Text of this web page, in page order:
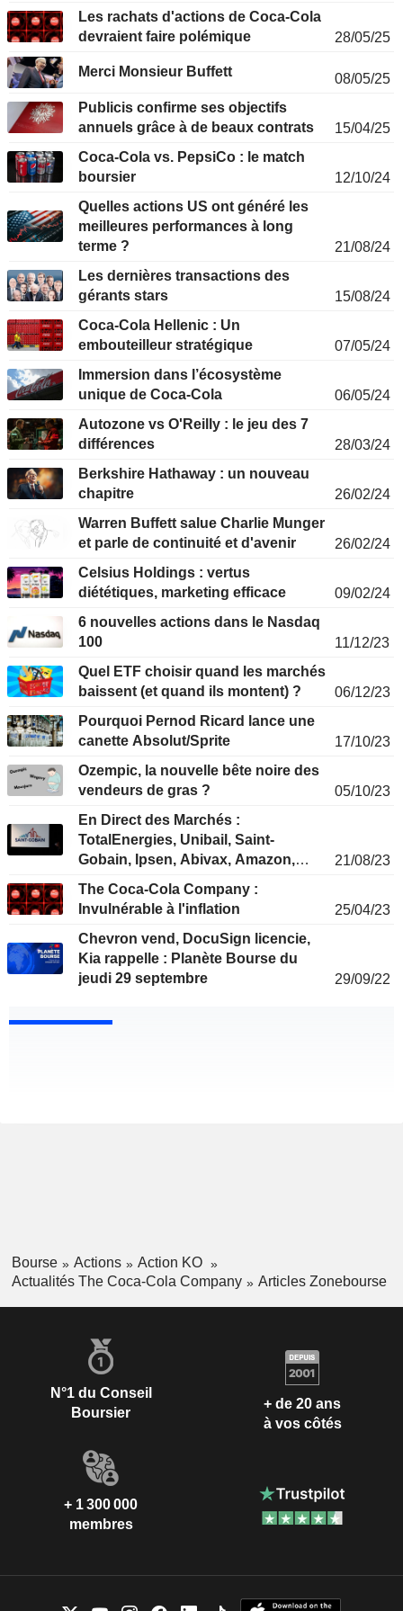
Les rachats d'actions de Coca-Cola
devraient faire polémique
28/05/25
Merci Monsieur Buffett
08/05/25
Publicis confirme ses objectifs
annuels grâce à de beaux contrats
15/04/25
Coca-Cola vs. PepsiCo : le match
boursier
12/10/24
Quelles actions US ont généré les
meilleures performances à long
terme ?
21/08/24
Les dernières transactions des
gérants stars
15/08/24
Coca-Cola Hellenic : Un
embouteilleur stratégique
07/05/24
Immersion dans l’écosystème
unique de Coca-Cola
06/05/24
Autozone vs O'Reilly : le jeu des 7
différences
28/03/24
Berkshire Hathaway : un nouveau
chapitre
26/02/24
Warren Buffett salue Charlie Munger
et parle de continuité et d'avenir
26/02/24
Celsius Holdings : vertus
diététiques, marketing efficace
09/02/24
6 nouvelles actions dans le Nasdaq
100
11/12/23
Quel ETF choisir quand les marchés
baissent (et quand ils montent) ?
06/12/23
Pourquoi Pernod Ricard lance une
canette Absolut/Sprite
17/10/23
Ozempic, la nouvelle bête noire des
vendeurs de gras ?
05/10/23
En Direct des Marchés :
TotalEnergies, Unibail, Saint-
Gobain, Ipsen, Abivax, Amazon,
21/08/23
The Coca-Cola Company :
Invulnérable à l'inflation
25/04/23
Chevron vend, DocuSign licencie,
Kia rappelle : Planète Bourse du
jeudi 29 septembre
29/09/22
Bourse Actions
Action KO
Actualités The Coca-Cola Company
Articles Zonebourse
N°1 du Conseil
Boursier
+ de 20 ans
à vos côtés
+ 1 300 000
membres